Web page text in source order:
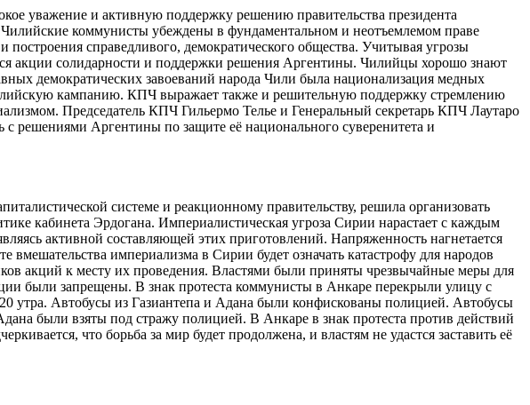
уважение и активную поддержку решению правительства президента
коммунисты убеждены в фундаментальном и неотъемлемом праве
справедливого, демократического общества. Учитывая угрозы
акции солидарности и поддержки решения Аргентины. Чилийцы хорошо знают
демократических завоеваний народа Чили была национализация медных
кампанию. КПЧ выражает также и решительную поддержку стремлению
Председатель КПЧ Гильермо Телье и Генеральный секретарь КПЧ Лаутаро
решениями Аргентины по защите её национального суверенитета и
системе и реакционному правительству, решила организовать
кабинета Эрдогана. Империалистическая угроза Сирии нарастает с каждым
активной составляющей этих приготовлений. Напряженность нагнетается
империализма в Сирии будет означать катастрофу для народов
акций к месту их проведения. Властями были приняты чрезвычайные меры для
были запрещены. В знак протеста коммунисты в Анкаре перекрыли улицу с
утра. Автобусы из Газиантепа и Адана были конфискованы полицией. Автобусы
были взяты под стражу полицией. В Анкаре в знак протеста против действий
что борьба за мир будет продолжена, и властям не удастся заставить её